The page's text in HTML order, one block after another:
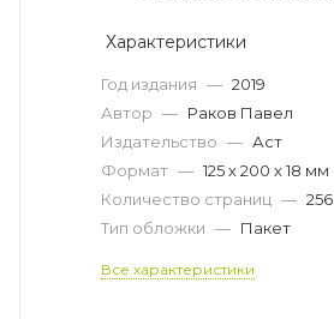
Характеристики
Год издания — 2019
Автор — Раков Павел
Издательство — Аст
Формат — 125 х 200 x 18 мм
Количество страниц — 256
Тип обложки — Пакет
Все характеристики